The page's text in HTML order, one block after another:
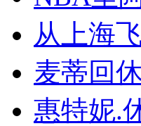
从上海
麦蒂回
惠特妮.